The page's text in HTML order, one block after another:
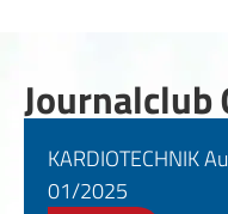
KARDIOTECHNIK
01/2025